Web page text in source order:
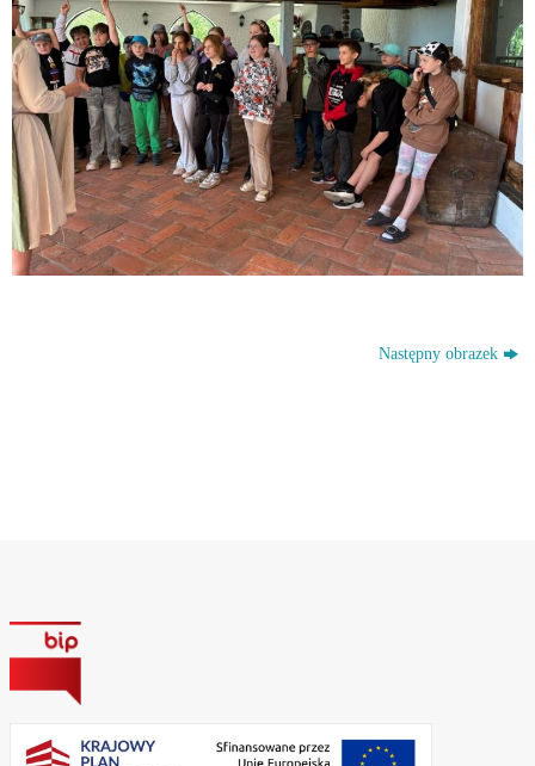
Następny obrazek